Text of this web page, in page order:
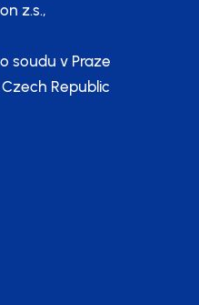
z.s.,
soudu v Praze
Czech Republic